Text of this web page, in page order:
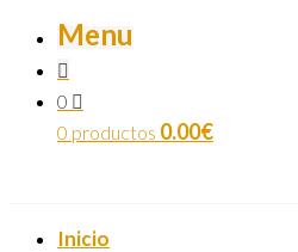
Menu
0
0 productos 0.00€
Inicio